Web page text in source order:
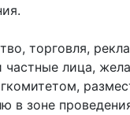
торговля,
частные лица,
в зоне